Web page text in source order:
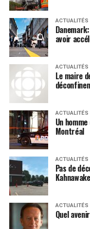
pour les enfants
l’augmentation des
les petits producteurs.
Parallèlement, le plan
changements
place de
Jardins de la
Deuxième Guerre
population des États-
42% des légumes
citoyens. Visant à
stimulerait la
municipalités du Québec.
Plan d’indépendance
Soutenir le monde
fermes à plein
Subventionner
employés
salariale de 4$
travailleuses
ACTUALITÉS
avoir
ACTUALITÉS
Le maire
ACTUALITÉS
Un
Montréal
ACTUALITÉS
Pas de
Kahnawake
ACTUALITÉS
Quel